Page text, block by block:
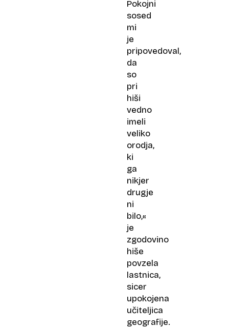
Pokojni
sosed
mi
je
pripovedoval,
da
so
pri
hiši
vedno
imeli
veliko
orodja,
ki
ga
nikjer
drugje
ni
bilo,«
je
zgodovino
hiše
povzela
lastnica,
sicer
upokojena
učiteljica
geografije.